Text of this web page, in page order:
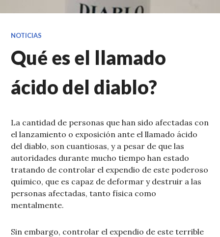
NOTICIAS
Qué es el llamado
ácido del diablo?
La cantidad de personas que han sido afectadas con
el lanzamiento o exposición ante el llamado ácido
del diablo, son cuantiosas, y a pesar de que las
autoridades durante mucho tiempo han estado
tratando de controlar el expendio de este poderoso
químico, que es capaz de deformar y destruir a las
personas afectadas, tanto física como
mentalmente.
Sin embargo, controlar el expendio de este terrible